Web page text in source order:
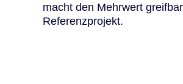
macht den Mehrwert
Referenzprojekt.